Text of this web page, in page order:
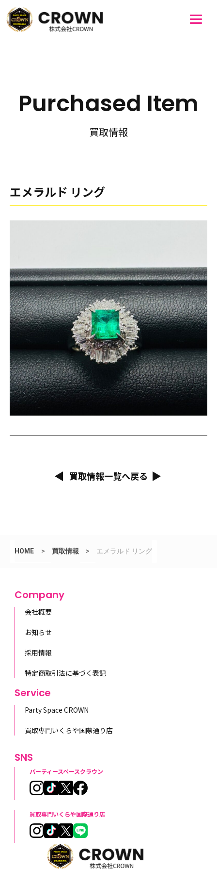
Purchased Item
買取情報
エメラルド リング
買取情報一覧へ戻る
HOME > 買取情報 > エメラルド リング
Company
会社概要
お知らせ
採用情報
特定商取引法に基づく表記
Service
Party Space CROWN
買取専門いくらや国際通り店
SNS
パーティースペースクラウン
買取専門いくらや国際通り店